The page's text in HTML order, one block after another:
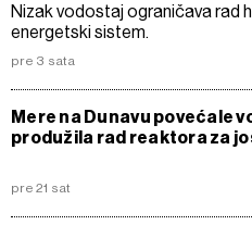
Nizak vodostaj ograničava rad
energetski sistem.
pre 3 sata
Mere na Dunavu povećale
produžila rad reaktora za
pre 21 sat